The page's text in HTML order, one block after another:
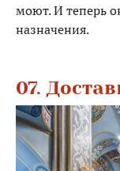
моют. И теперь
назначения.
07.